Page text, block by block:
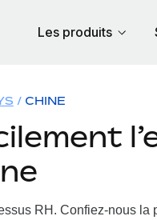
Les produits
CHINE
RH. Confiez-nous la